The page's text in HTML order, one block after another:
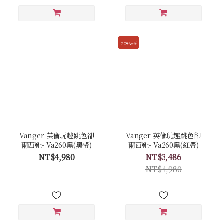
Vanger 英倫玩趣跳色卻
爾西靴- Va260黑(黑帶)
NT$4,980
30%off
Vanger 英倫玩趣跳色卻
爾西靴- Va260黑(紅帶)
NT$3,486
NT$4,980